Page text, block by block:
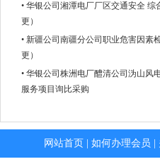
• 华银公司湘潭电厂厂区交通安全
更）
• 新疆公司南疆分公司职业危害因素
更）
• 华银公司株洲电厂醴清公司沩山风
服务项目询比采购
网站首页 如何办理会员